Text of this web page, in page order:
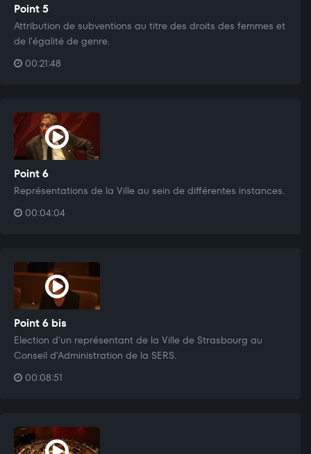
Point 5
Attribution de subventions au titre des droits des femmes et
de l'égalité de genre.
00:21:48
Point 6
Représentations de la Ville au sein de différentes instances.
00:04:04
Point 6 bis
Election d'un représentant de la Ville de Strasbourg au
Conseil d'Administration de la SERS.
00:08:51